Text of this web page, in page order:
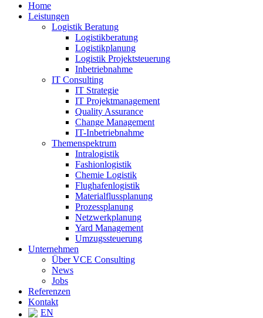
Home
Leistungen
Logistik Beratung
Logistikberatung
Logistikplanung
Logistik Projektsteuerung
Inbetriebnahme
IT Consulting
IT Strategie
IT Projektmanagement
Quality Assurance
Change Management
IT-Inbetriebnahme
Themenspektrum
Intralogistik
Fashionlogistik
Chemie Logistik
Flughafenlogistik
Materialflussplanung
Prozessplanung
Netzwerkplanung
Yard Management
Umzugssteuerung
Unternehmen
Über VCE Consulting
News
Jobs
Referenzen
Kontakt
EN